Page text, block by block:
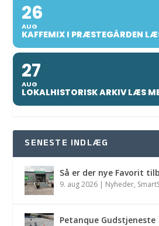
26
AUG
KAFFEMIX I PRÆSTEGÅRDEN
27
AUG
LOKALHISTORISK ARKIV LÆS
SENESTE INDLÆG
Så er der nye Favorit
9. aug 2026 | Nyheder,
Petanque Gudstjeneste